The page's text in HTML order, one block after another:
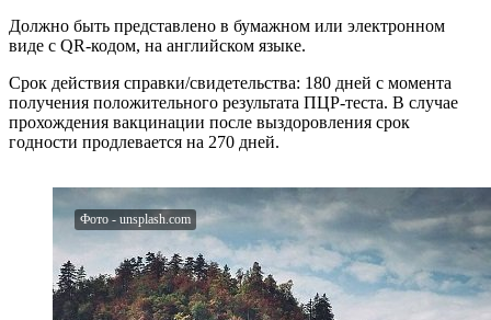
Должно быть представлено в бумажном или электронном
виде с QR-кодом, на английском языке.
Срок действия справки/свидетельства: 180 дней с момента
получения положительного результата ПЦР-теста. В случае
прохождения вакцинации после выздоровления срок
годности продлевается на 270 дней.